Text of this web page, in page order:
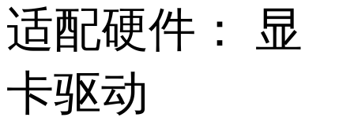
适配硬件：
显
卡驱动